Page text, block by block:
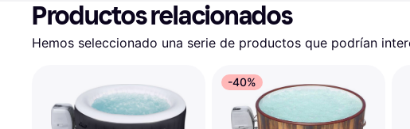
Productos relacionados
Hemos seleccionado una serie de productos que podrían
-40%